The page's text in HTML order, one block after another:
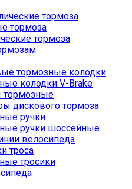
тормоза
тормоза
тормоза
тормозные колодки
колодки V-Brake
тормозные
дискового тормоза
ручки
ручки шоссейные
велосипеда
троса
тросики